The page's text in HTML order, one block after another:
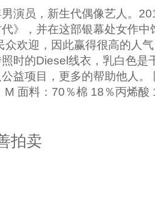
演员，新生代偶像艺人。
》，并在这部银幕处女作中
众欢迎，因此赢得很高的人
时的Diesel线衣，乳白色是
益项目，更多的帮助他人
M 面料：70％棉 18％丙烯酸
拍卖